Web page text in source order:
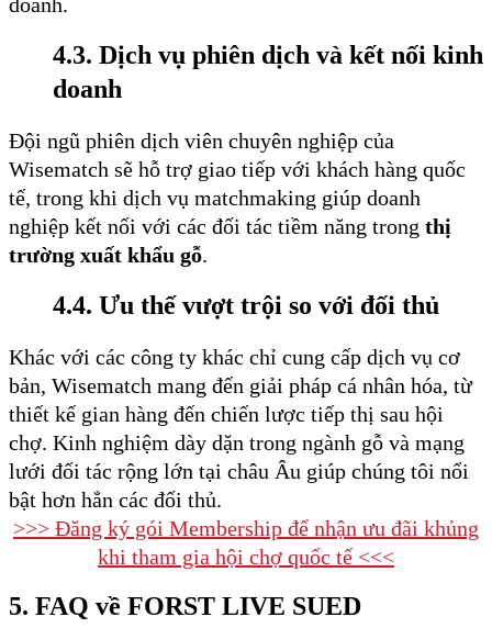
4.3. Dịch vụ phiên dịch và kết nối kinh
doanh
Đội ngũ phiên dịch viên chuyên nghiệp của
Wisematch sẽ hỗ trợ giao tiếp với khách hàng quốc
tế, trong khi dịch vụ matchmaking giúp doanh
nghiệp kết nối với các đối tác tiềm năng trong thị
trường xuất khẩu gỗ.
4.4. Ưu thế vượt trội so với đối thủ
Khác với các công ty khác chỉ cung cấp dịch vụ cơ
bản, Wisematch mang đến giải pháp cá nhân hóa, từ
thiết kế gian hàng đến chiến lược tiếp thị sau hội
chợ. Kinh nghiệm dày dặn trong ngành gỗ và mạng
lưới đối tác rộng lớn tại châu Âu giúp chúng tôi nổi
bật hơn hẳn các đối thủ.
>>> Đăng ký gói Membership để nhận ưu đãi khủng
khi tham gia hội chợ quốc tế <<<
5. FAQ về FORST LIVE SUED